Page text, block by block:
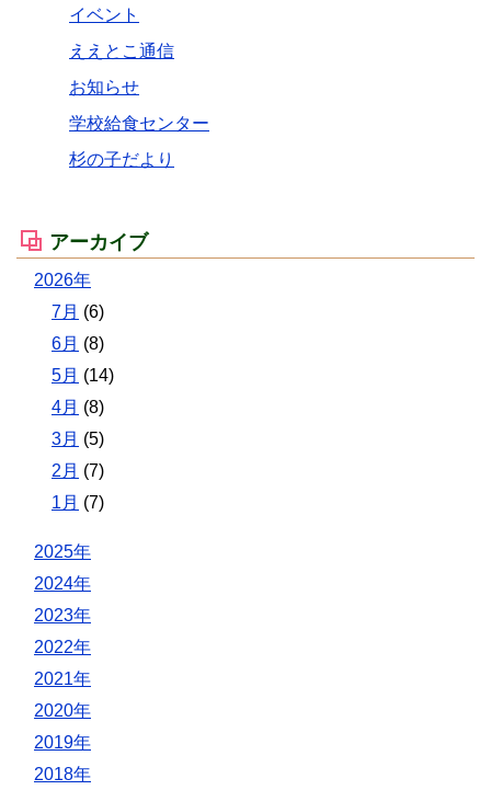
イベント
ええとこ通信
お知らせ
学校給食センター
杉の子だより
アーカイブ
2026年
7月 (6)
6月 (8)
5月 (14)
4月 (8)
3月 (5)
2月 (7)
1月 (7)
2025年
2024年
2023年
2022年
2021年
2020年
2019年
2018年